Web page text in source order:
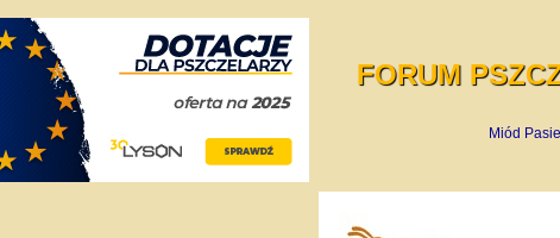
FORUM
Miód